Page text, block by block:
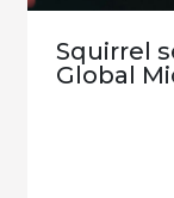
Squirrel
Global